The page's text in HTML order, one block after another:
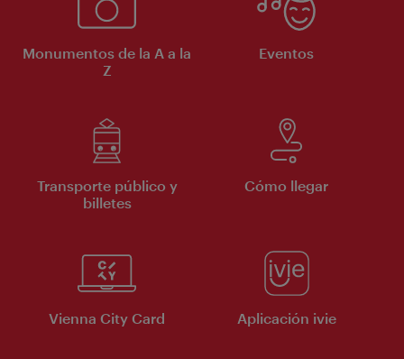
Monumentos de la A a la
Z
Eventos
Transporte público y
billetes
Cómo llegar
Vienna City Card Aplicación ivie